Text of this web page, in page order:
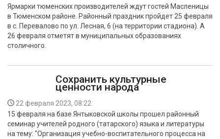
Ярмарки тюменских производителей ждут гостей Масленицы
в Тюменском районе. Районный праздник пройдет 25 февраля
в с. Перевалово по ул. Лесная, 6 (на территории стадиона). А
26 февраля отметят в муниципальных образованиях
столичного.
Сохранить культурные
ценности народа
22 февраля 2023, 08:22
15 февраля на базе Янтыковской школы прошел районный
семинар учителей родного (татарского) языка и литературы
на тему: "Организация учебно-воспитательного процесса на